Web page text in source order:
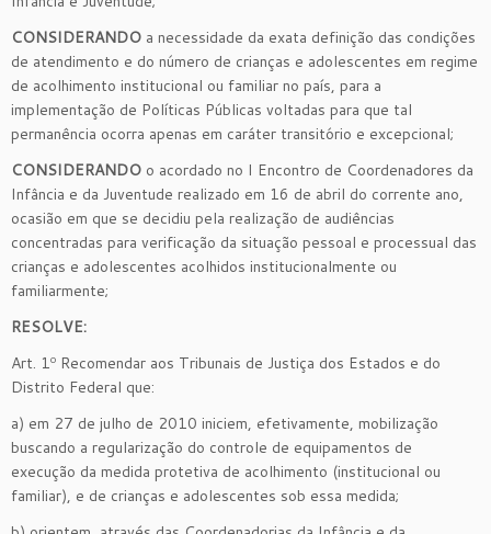
CONSIDERANDO a necessidade da exata definição das condições
de atendimento e do número de crianças e adolescentes em regime
de acolhimento institucional ou familiar no país, para a
implementação de Políticas Públicas voltadas para que tal
permanência ocorra apenas em caráter transitório e excepcional;
CONSIDERANDO o acordado no I Encontro de Coordenadores da
Infância e da Juventude realizado em 16 de abril do corrente ano,
ocasião em que se decidiu pela realização de audiências
concentradas para verificação da situação pessoal e processual das
crianças e adolescentes acolhidos institucionalmente ou
familiarmente;
RESOLVE:
Art. 1º Recomendar aos Tribunais de Justiça dos Estados e do
Distrito Federal que:
a) em 27 de julho de 2010 iniciem, efetivamente, mobilização
buscando a regularização do controle de equipamentos de
execução da medida protetiva de acolhimento (institucional ou
familiar), e de crianças e adolescentes sob essa medida;